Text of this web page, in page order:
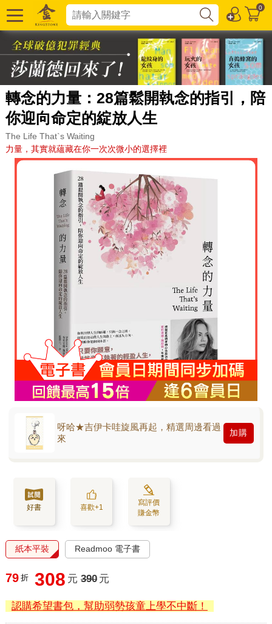
0
轉念的力量：28篇鬆開執念的指引，陪
你迎向命定的綻放人生
The Life That`s Waiting
力量，其實就蘊藏在你一次次微小的選擇裡
呀哈★吉伊卡哇旋風再起，精選周邊看過
來
加購
好書 喜歡+1
寫評價
賺金幣
紙本平裝 Readmoo 電子書
79 折 308 元 390 元
認購希望書包，幫助弱勢孩童上學不中斷！